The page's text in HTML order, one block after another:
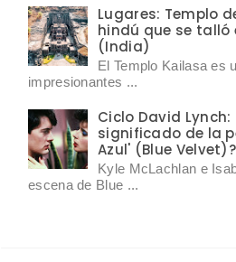
Lugares: Templo
hindú que se talló
(India)
El Templo Kailasa es
impresionantes ...
Ciclo David Lynch:
significado de la
Azul' (Blue Velvet)?
Kyle McLachlan e
escena de Blue ...